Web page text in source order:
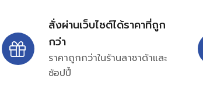
สั่งผ่านเว็บไซต์ได้ราคาที่ถูก
กว่า
ราคาถูกกว่าในร้านลาซาด้าและ
ช้อปปี้